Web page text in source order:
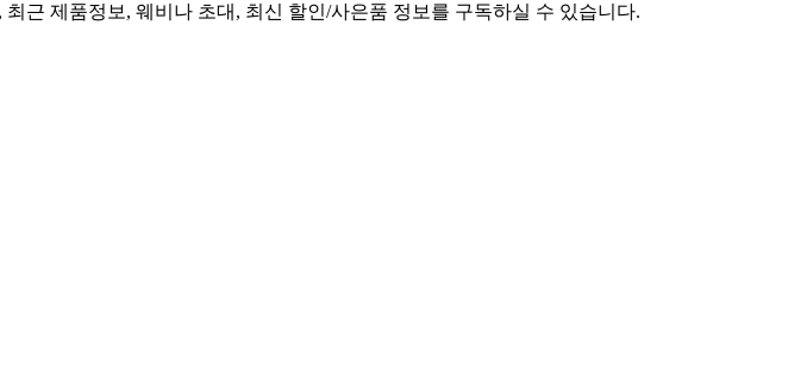
근 제품정보, 웨비나 초대, 최신 할인/사은품 정보를 구독하실 수 있습니다.